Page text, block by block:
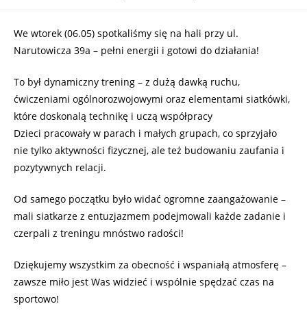
We wtorek (06.05) spotkaliśmy się na hali przy ul.
Narutowicza 39a – pełni energii i gotowi do działania!
To był dynamiczny trening – z dużą dawką ruchu,
ćwiczeniami ogólnorozwojowymi oraz elementami siatkówki,
które doskonalą technikę i uczą współpracy
Dzieci pracowały w parach i małych grupach, co sprzyjało
nie tylko aktywności fizycznej, ale też budowaniu zaufania i
pozytywnych relacji.
Od samego początku było widać ogromne zaangażowanie –
mali siatkarze z entuzjazmem podejmowali każde zadanie i
czerpali z treningu mnóstwo radości!
Dziękujemy wszystkim za obecność i wspaniałą atmosferę –
zawsze miło jest Was widzieć i wspólnie spędzać czas na
sportowo!